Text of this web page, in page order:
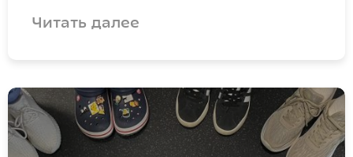
Читать далее